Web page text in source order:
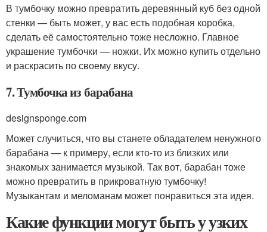
В тумбочку можно превратить деревянный куб без одной
стенки — быть может, у вас есть подобная коробка,
сделать её самостоятельно тоже несложно. Главное
украшение тумбочки — ножки. Их можно купить отдельно
и раскрасить по своему вкусу.
7. Тумбочка из барабана
designsponge.com
Может случиться, что вы станете обладателем ненужного
барабана — к примеру, если кто-то из близких или
знакомых занимается музыкой. Так вот, барабан тоже
можно превратить в прикроватную тумбочку!
Музыкантам и меломанам может понравиться эта идея.
Какие функции могут быть у узких